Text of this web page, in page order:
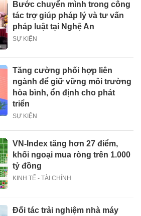
Bước chuyển mình trong công
tác trợ giúp pháp lý và tư vấn
pháp luật tại Nghệ An
SỰ KIỆN
Tăng cường phối hợp liên
ngành để giữ vững môi trường
hòa bình, ổn định cho phát
triển
SỰ KIỆN
VN-Index tăng hơn 27 điểm,
khối ngoại mua ròng trên 1.000
tỷ đồng
KINH TẾ - TÀI CHÍNH
Đối tác trải nghiệm nhà máy